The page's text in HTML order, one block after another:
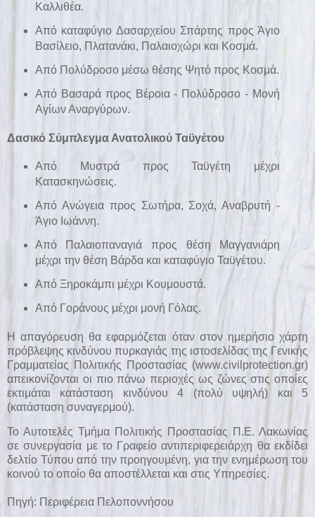
Καλλιθέα.
Από καταφύγιο Δασαρχείου Σπάρτης προς Άγιο
Βασίλειο, Πλατανάκι, Παλαιοχώρι και Κοσμά.
Από Πολύδροσο μέσω θέσης Ψητό προς Κοσμά.
Από Βασαρά προς Βέροια - Πολύδροσο - Μονή
Αγίων Αναργύρων.
Δασικό Σύμπλεγμα Ανατολικού Ταϋγέτου
Από Μυστρά προς Ταϋγέτη μέχρι
Κατασκηνώσεις.
Από Ανώγεια προς Σωτήρα, Σοχά, Αναβρυτή -
Άγιο Ιωάννη.
Από Παλαιοπαναγιά προς θέση Μαγγανιάρη
μέχρι την θέση Βάρδα και καταφύγιο Ταϋγέτου.
Από Ξηροκάμπι μέχρι Κουμουστά.
Από Γοράνους μέχρι μονή Γόλας.
Η απαγόρευση θα εφαρμόζεται όταν στον ημερήσιο χάρτη
πρόβλεψης κινδύνου πυρκαγιάς της ιστοσελίδας της Γενικής
Γραμματείας Πολιτικής Προστασίας (www.civilprotection.gr)
απεικονίζονται οι πιο πάνω περιοχές ως ζώνες στις οποίες
εκτιμάται κατάσταση κινδύνου 4 (πολύ υψηλή) και 5
(κατάσταση συναγερμού).
Το Αυτοτελές Τμήμα Πολιτικής Προστασίας Π.Ε. Λακωνίας
σε συνεργασία με το Γραφείο αντιπεριφερειάρχη θα εκδίδει
δελτίο Τύπου από την προηγουμένη, για την ενημέρωση του
κοινού το οποίο θα αποστέλλεται και στις Υπηρεσίες.
Πηγή: Περιφέρεια Πελοποννήσου